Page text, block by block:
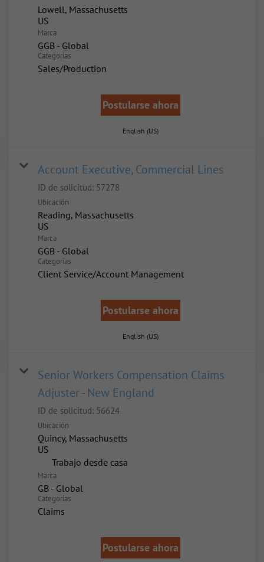
Lowell, Massachusetts
Marca
GGB - Global
Categorías
Sales/Production
Postularse ahora
English (US)
Account Executive, Commercial Lines
ID de solicitud: 57278
Ubicación
Reading, Massachusetts
Marca
GGB - Global
Categorías
Client Service/Account Management
Postularse ahora
English (US)
Senior Workers Compensation Claims
Adjuster - New England
ID de solicitud: 56624
Ubicación
Quincy, Massachusetts
inicio
Trabajo desde casa
Marca
GB - Global
Categorías
Claims
Postularse ahora